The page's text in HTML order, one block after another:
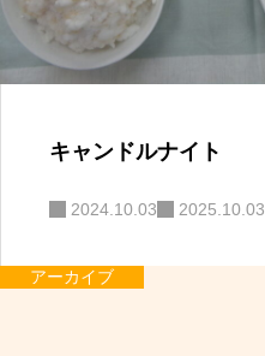
キャンドルナイト
2024.10.03 2025.10.03
アーカイブ